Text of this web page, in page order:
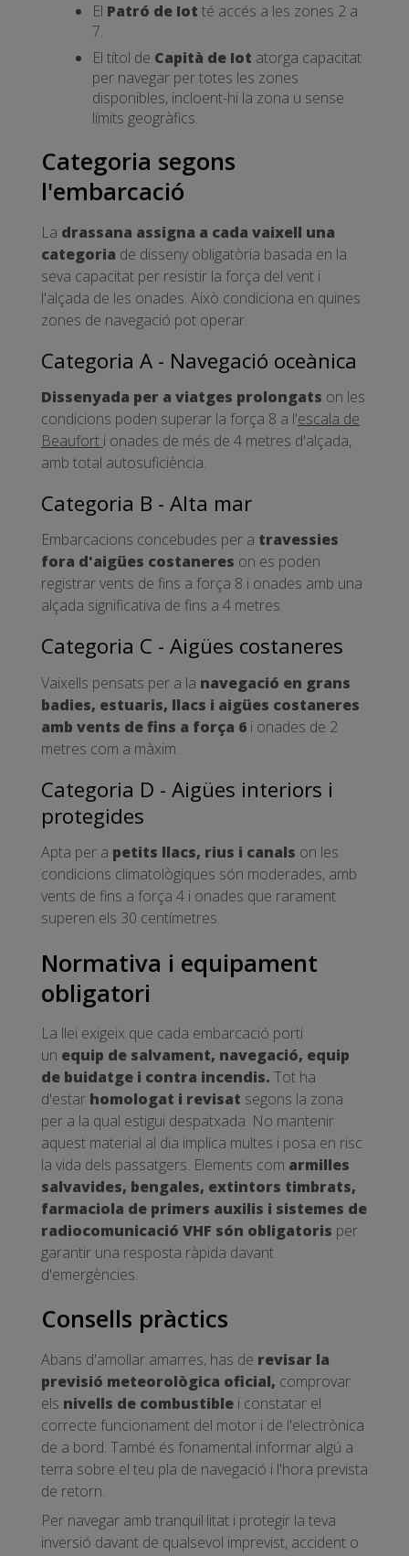
El Patró de Iot té accés a les zones 2 a
7.
El títol de Capità de Iot atorga capacitat
per navegar per totes les zones
disponibles, incloent-hi la zona u sense
límits geogràfics.
Categoria segons
l'embarcació
La drassana assigna a cada vaixell una
categoria de disseny obligatòria basada en la
seva capacitat per resistir la força del vent i
l'alçada de les onades. Això condiciona en quines
zones de navegació pot operar.
Categoria A - Navegació oceànica
Dissenyada per a viatges prolongats on les
condicions poden superar la força 8 a l'escala de
Beaufort i onades de més de 4 metres d'alçada,
amb total autosuficiència.
Categoria B - Alta mar
Embarcacions concebudes per a travessies
fora d'aigües costaneres on es poden
registrar vents de fins a força 8 i onades amb una
alçada significativa de fins a 4 metres.
Categoria C - Aigües costaneres
Vaixells pensats per a la navegació en grans
badies, estuaris, llacs i aigües costaneres
amb vents de fins a força 6 i onades de 2
metres com a màxim.
Categoria D - Aigües interiors i
protegides
Apta per a petits llacs, rius i canals on les
condicions climatològiques són moderades, amb
vents de fins a força 4 i onades que rarament
superen els 30 centímetres.
Normativa i equipament
obligatori
La llei exigeix que cada embarcació porti
un equip de salvament, navegació, equip
de buidatge i contra incendis. Tot ha
d'estar homologat i revisat segons la zona
per a la qual estigui despatxada. No mantenir
aquest material al dia implica multes i posa en risc
la vida dels passatgers. Elements com armilles
salvavides, bengales, extintors timbrats,
farmaciola de primers auxilis i sistemes de
radiocomunicació VHF són obligatoris per
garantir una resposta ràpida davant
d'emergències.
Consells pràctics
Abans d'amollar amarres, has de revisar la
previsió meteorològica oficial, comprovar
els nivells de combustible i constatar el
correcte funcionament del motor i de l'electrònica
de a bord. També és fonamental informar algú a
terra sobre el teu pla de navegació i l'hora prevista
de retorn.
Per navegar amb tranquil·litat i protegir la teva
inversió davant de qualsevol imprevist, accident o